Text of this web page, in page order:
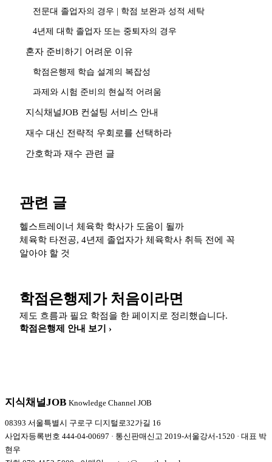
전문대 졸업자의 경우 | 학점 보완과 성적 세탁
4년제 대학 졸업자 또는 중퇴자의 경우
혼자 준비하기 어려운 이유
학점은행제 학습 설계의 복잡성
과제와 시험 준비의 현실적 어려움
지식채널JOB 컨설팅 서비스 안내
재수 대신 전략적 우회로를 선택하라
간호학과 재수 관련 글
관련 글
헬스트레이너 체육학 학사가 도움이 될까
체육학 타전공, 4년제 졸업자가 체육학사 취득 전에 꼭
알아야 할 것
학점은행제가 처음이라면
제도 흐름과 필요 학점을 한 페이지로 정리했습니다.
학점은행제 안내 보기 ›
지식채널JOB Knowledge Channel JOB
08393 서울특별시 구로구 디지털로32가길 16
사업자등록번호 444-04-00697 · 통신판매신고 2019-서울강서-1520 · 대표 박
현우